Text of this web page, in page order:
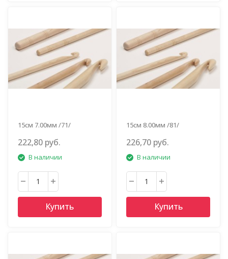
15см 7.00мм /71/
222,80 руб.
В наличии
Купить
15см 8.00мм /81/
226,70 руб.
В наличии
Купить